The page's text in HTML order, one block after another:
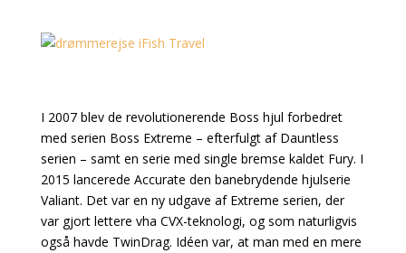
I 2007 blev de revolutionerende Boss hjul forbedret
med serien Boss Extreme – efterfulgt af Dauntless
serien – samt en serie med single bremse kaldet Fury. I
2015 lancerede Accurate den banebrydende hjulserie
Valiant. Det var en ny udgave af Extreme serien, der
var gjort lettere vha CVX-teknologi, og som naturligvis
også havde TwinDrag. Idéen var, at man med en mere